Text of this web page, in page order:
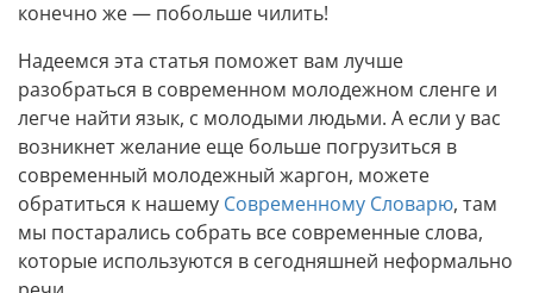
конечно же — побольше чилить!
Надеемся эта статья поможет вам лучше
разобраться в современном молодежном сленге и
легче найти язык, с молодыми людьми. А если у вас
возникнет желание еще больше погрузиться в
современный молодежный жаргон, можете
обратиться к нашему Современному Словарю, там
мы постарались собрать все современные слова,
которые используются в сегодняшней неформально